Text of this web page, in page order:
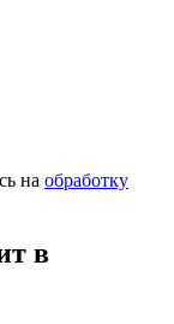
на обработку
в